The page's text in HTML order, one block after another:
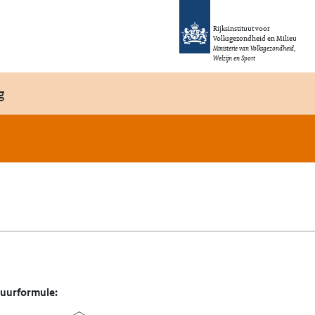
Rijksinstituut voor
Volksgezondheid en Milieu
Ministerie van Volksgezondheid,
Welzijn en Sport